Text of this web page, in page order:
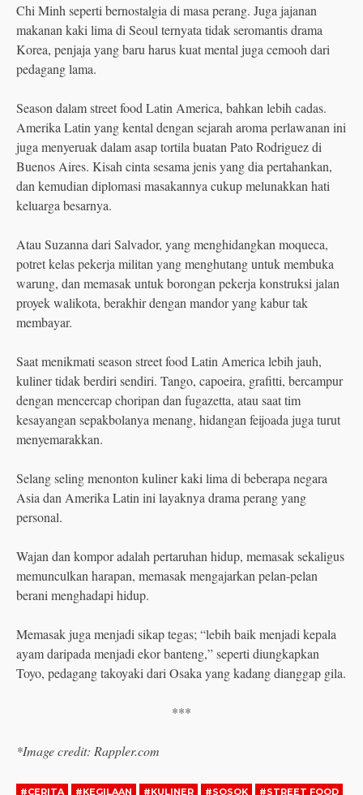
Chi Minh seperti bernostalgia di masa perang. Juga jajanan
makanan kaki lima di Seoul ternyata tidak seromantis drama
Korea, penjaja yang baru harus kuat mental juga cemooh dari
pedagang lama.
Season dalam street food Latin America, bahkan lebih cadas.
Amerika Latin yang kental dengan sejarah aroma perlawanan ini
juga menyeruak dalam asap tortila buatan Pato Rodriguez di
Buenos Aires. Kisah cinta sesama jenis yang dia pertahankan,
dan kemudian diplomasi masakannya cukup melunakkan hati
keluarga besarnya.
Atau Suzanna dari Salvador, yang menghidangkan moqueca,
potret kelas pekerja militan yang menghutang untuk membuka
warung, dan memasak untuk borongan pekerja konstruksi jalan
proyek walikota, berakhir dengan mandor yang kabur tak
membayar.
Saat menikmati season street food Latin America lebih jauh,
kuliner tidak berdiri sendiri. Tango, capoeira, grafitti, bercampur
dengan mencercap choripan dan fugazetta, atau saat tim
kesayangan sepakbolanya menang, hidangan feijoada juga turut
menyemarakkan.
Selang seling menonton kuliner kaki lima di beberapa negara
Asia dan Amerika Latin ini layaknya drama perang yang
personal.
Wajan dan kompor adalah pertaruhan hidup, memasak sekaligus
memunculkan harapan, memasak mengajarkan pelan-pelan
berani menghadapi hidup.
Memasak juga menjadi sikap tegas; “lebih baik menjadi kepala
ayam daripada menjadi ekor banteng,” seperti diungkapkan
Toyo, pedagang takoyaki dari Osaka yang kadang dianggap gila.
***
*Image credit: Rappler.com
#CERITA #KEGILAAN #KULINER #SOSOK #STREET FOOD